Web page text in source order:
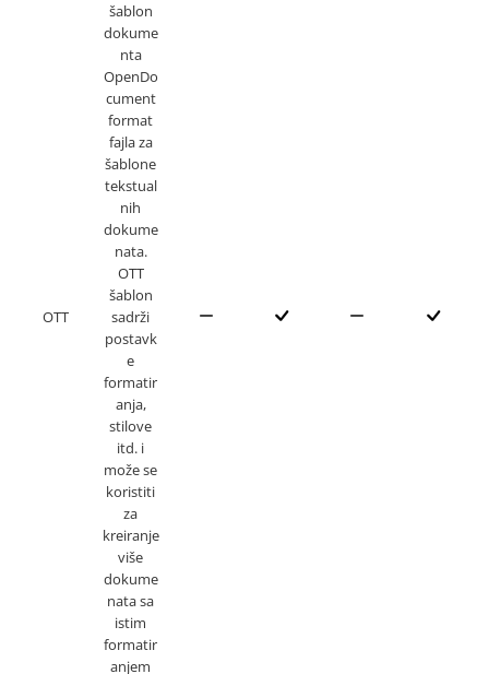
OTT
šablon
dokume
nta
OpenDo
cument
format
fajla za
šablone
tekstual
nih
dokume
nata.
OTT
šablon
sadrži
postavk
e
formatir
anja,
stilove
itd. i
može se
koristiti
za
kreiranje
više
dokume
nata sa
istim
formatir
anjem